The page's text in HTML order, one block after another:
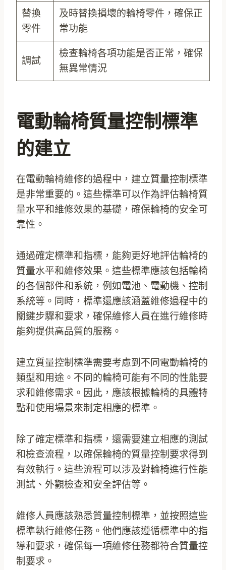
替換
零件
及時替換損壞的輪椅零件，確保正
常功能
調試
檢查輪椅各項功能是否正常，確保
無異常情況
電動輪椅質量控制標準
的建立
在電動輪椅維修的過程中，建立質量控制標準
是非常重要的。這些標準可以作為評估輪椅質
量水平和維修效果的基礎，確保輪椅的安全可
靠性。
通過確定標準和指標，能夠更好地評估輪椅的
質量水平和維修效果。這些標準應該包括輪椅
的各個部件和系統，例如電池、電動機、控制
系統等。同時，標準還應該涵蓋維修過程中的
關鍵步驟和要求，確保維修人員在進行維修時
能夠提供高品質的服務。
建立質量控制標準需要考慮到不同電動輪椅的
類型和用途。不同的輪椅可能有不同的性能要
求和維修需求。因此，應該根據輪椅的具體特
點和使用場景來制定相應的標準。
除了確定標準和指標，還需要建立相應的測試
和檢查流程，以確保輪椅的質量控制要求得到
有效執行。這些流程可以涉及對輪椅進行性能
測試、外觀檢查和安全評估等。
維修人員應該熟悉質量控制標準，並按照這些
標準執行維修任務。他們應該遵循標準中的指
導和要求，確保每一項維修任務都符合質量控
制要求。